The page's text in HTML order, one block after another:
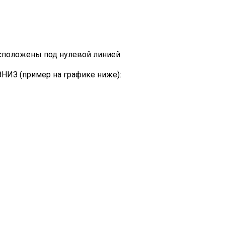
под нулевой линией
(пример на графике ниже):